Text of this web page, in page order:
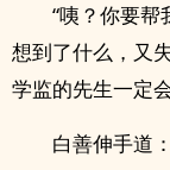
“咦？你要帮
想到了什么，又
学监的先生一定
白善伸手道